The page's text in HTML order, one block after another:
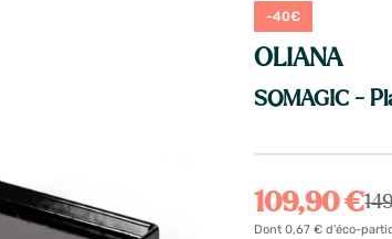
-40€
OLIANA
SOMAGIC -
109,90 €
Dont 0,67 € d'éco-